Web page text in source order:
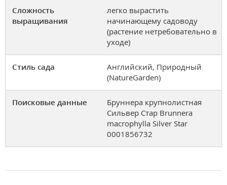
Сложность
выращивания
легко вырастить
начинающему садоводу
(растение нетребовательно в
уходе)
Стиль сада
Английский, Природный
(NatureGarden)
Поисковые данные
Бруннера крупнолистная
Сильвер Стар Brunnera
macrophylla Silver Star
0001856732